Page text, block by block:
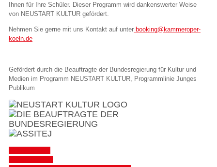
Ihnen für Ihre Schüler. Dieser Programm wird dankenswerter Weise
von NEUSTART KULTUR gefördert.
Nehmen Sie gerne mit uns Kontakt auf unter booking@kammeroper-
koeln.de
Gefördert durch die Beauftragte der Bundesregierung für Kultur und
Medien im Programm NEUSTART KULTUR, Programmlinie Junges
Publikum